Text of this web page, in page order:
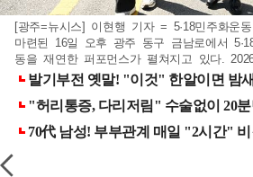
[광주=뉴시스] 이현행 기자 = 5·18민주화운
마련된 16일 오후 광주 동구 금남로에서
동을 재연한 퍼포먼스가 펼쳐지고 있다.